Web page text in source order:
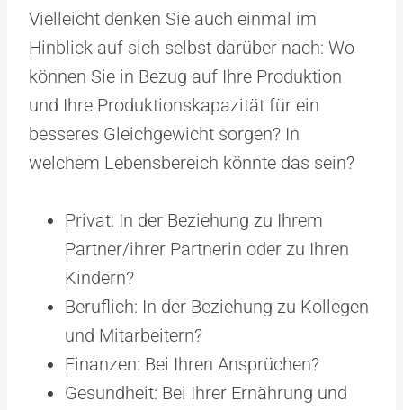
Vielleicht denken Sie auch einmal im
Hinblick auf sich selbst darüber nach: Wo
können Sie in Bezug auf Ihre Produktion
und Ihre Produktionskapazität für ein
besseres Gleichgewicht sorgen? In
welchem Lebensbereich könnte das sein?
Privat: In der Beziehung zu Ihrem
Partner/ihrer Partnerin oder zu Ihren
Kindern?
Beruflich: In der Beziehung zu Kollegen
und Mitarbeitern?
Finanzen: Bei Ihren Ansprüchen?
Gesundheit: Bei Ihrer Ernährung und